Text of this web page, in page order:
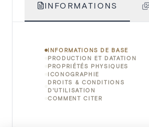
INFORMATIONS
INFORMATIONS DE BASE
PRODUCTION ET DATATION
PROPRIÉTÉS PHYSIQUES
ICONOGRAPHIE
DROITS & CONDITIONS
D'UTILISATION
COMMENT CITER